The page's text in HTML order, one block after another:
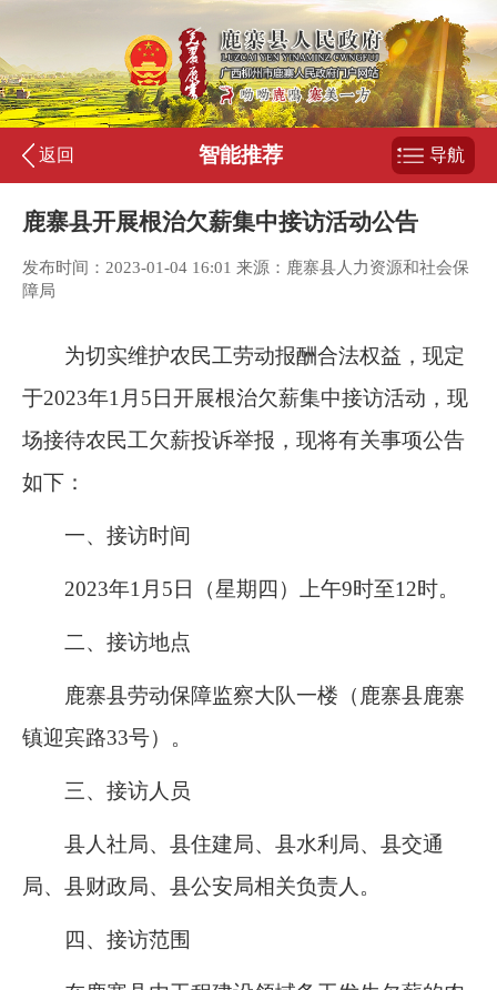
返回 智能推荐 导航
鹿寨县开展根治欠薪集中接访活动公告
发布时间：2023-01-04 16:01 来源：鹿寨县人力资源和社会保
障局
为切实维护农民工劳动报酬合法权益，现定
于2023年1月 5 日开展根治欠薪集中接访活动，现
场接待农民工欠薪投诉举报，现将有关事项公告
如下：
一、接访时间
2023年1月 5 日（星期四）上午9时至12时。
二、接访地点
鹿寨县劳动保障监察大队一楼（鹿寨县鹿寨
镇迎宾路33号）。
三、接访人员
县人社局、县住建局、县水利局、县交通
局、县财政局、县公安局相关负责人。
四、接访范围